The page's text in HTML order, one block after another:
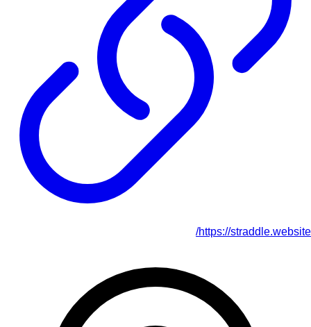
https://straddle.website/